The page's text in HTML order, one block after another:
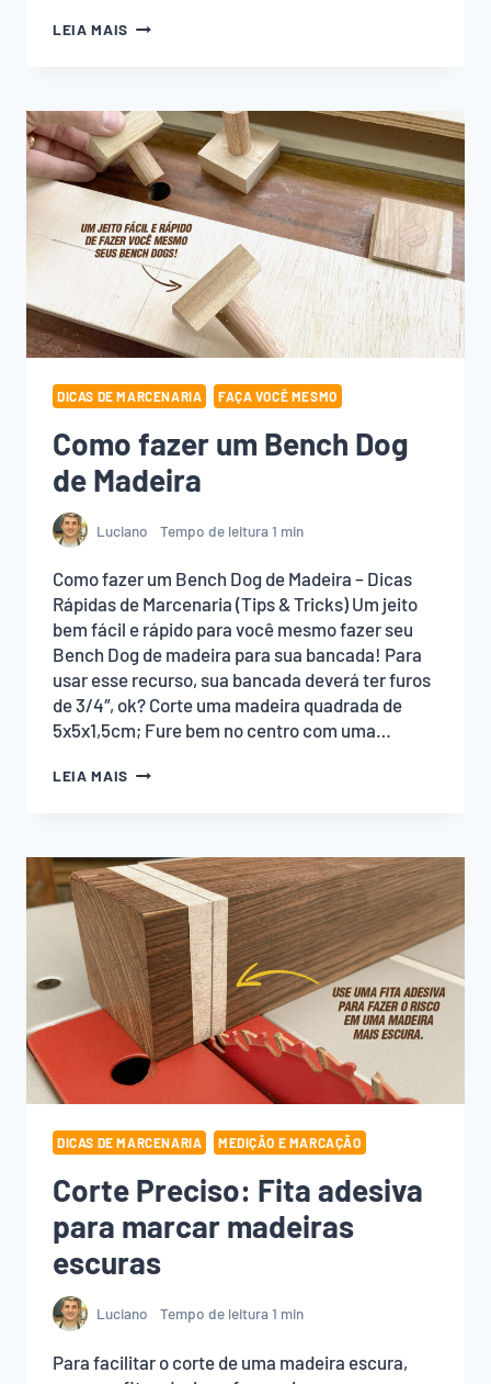
LEIA MAIS COMO
DICAS DE MARCENARIA FAÇA VOCÊ MESMO
Como fazer um Bench Dog
de Madeira
Luciano Tempo de leitura1 min
Como fazer um Bench Dog de Madeira – Dicas
Rápidas de Marcenaria (Tips & Tricks) Um jeito
bem fácil e rápido para você mesmo fazer seu
Bench Dog de madeira para sua bancada! Para
usar esse recurso, sua bancada deverá ter furos
de 3/4″, ok? Corte uma madeira quadrada de
5x5x1,5cm; Fure bem no centro com uma…
LEIA MAIS COMO
DOG
DE
MADEIRA
DICAS DE MARCENARIA MEDIÇÃO E MARCAÇÃO
Corte Preciso: Fita adesiva
para marcar madeiras
escuras
Luciano Tempo de leitura1 min
Para facilitar o corte de uma madeira escura,